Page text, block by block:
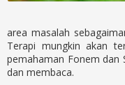
area masalah
Terapi mungkin akan
pemahaman Fonem dan
dan membaca.